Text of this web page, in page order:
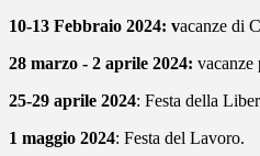
10-13 Febbraio 2024: vacanze di
28 marzo - 2 aprile 2024: vacanze
25-29 aprile 2024: Festa della
1 maggio 2024: Festa del Lavoro.